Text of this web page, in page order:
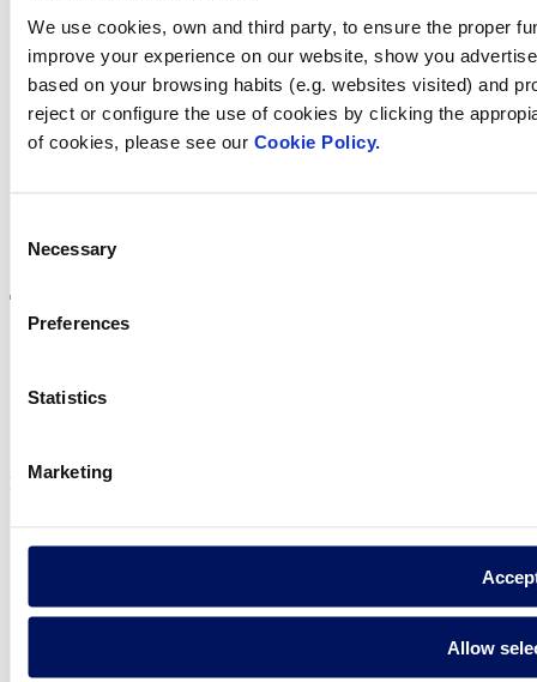
We use cookies, own and third party, to ensure the proper
improve your experience on our website, show you
based on your browsing habits (e.g. websites visited) and
reject or configure the use of cookies by clicking the
of cookies, please see our Cookie Policy.
Selection
Necessary
Preferences
Statistics
Marketing
Allow
Trobi Fluidra
al seu país
Visite el sitio web
Política de privadesa
Fluidra S.A. 2025